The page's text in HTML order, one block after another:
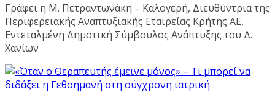
Γράφει η Μ. Πετραντωνάκη – Καλογερή, Διευθύντρια της
Περιφερειακής Αναπτυξιακής Εταιρείας Κρήτης ΑΕ,
Εντεταλμένη Δημοτική Σύμβουλος Ανάπτυξης του Δ.
Χανίων